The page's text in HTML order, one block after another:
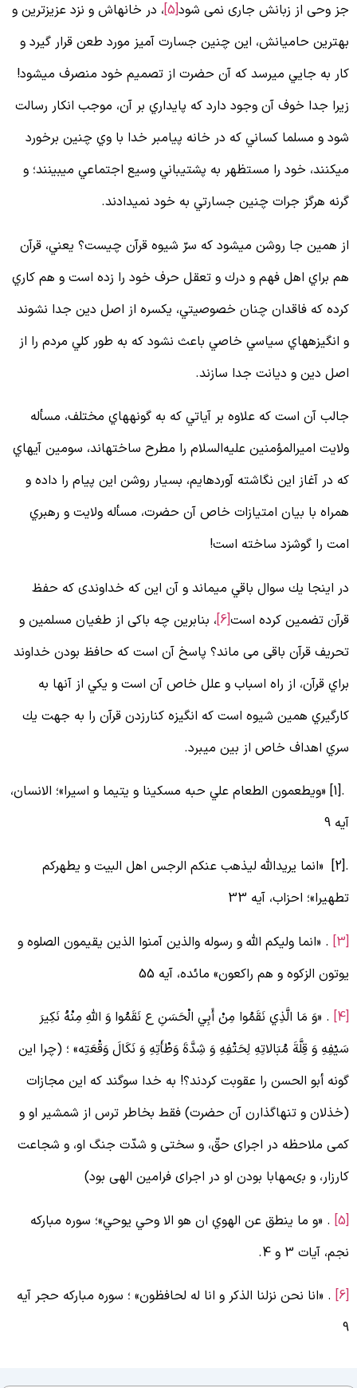
وحی از زبانش جاری نمی شود[5] ، در خانه‏اش و نزد عزيزترين و
حاميانش، اين چنين جسارت آميز مورد طعن قرار گيرد و
به جايي مي‏رسد كه آن حضرت از تصميم خود منصرف مي‏شود!
جدا خوف آن وجود دارد كه پايداري بر آن، موجب انكار رسالت
و مسلما كساني كه در خانه پيامبر خدا با وي چنين برخورد
خود را مستظهر به پشتيباني وسيع اجتماعي مي‏بينند؛ و
هرگز جرات چنين جسارتي به خود نمي‏دادند.
همين جا روشن مي‏شود كه سرّ شيوه قرآن چيست؟ يعني، قرآن
براي اهل فهم و درك و تعقل حرف خود را زده است و هم كاري
كه فاقدان چنان خصوصيتي، يكسره از اصل دين جدا نشوند
انگيزه‏هاي سياسي خاصي باعث نشود كه به طور كلي مردم را از
دين و ديانت جدا سازند.
آن است كه علاوه بر آياتي كه به گونه‏هاي مختلف، مسأله
اميرالمؤمنين علیه‌السلام را مطرح ساخته‏اند، سومين آيه‏اي
در آغاز اين نگاشته آورده‏ايم، بسيار روشن اين پيام را داده و
با بيان امتيازات خاص آن حضرت، مسأله ولايت و رهبري
را گوشزد ساخته است!
اينجا يك سوال باقي مي‏ماند و آن اين كه خداوندی که حفظ
تضمین کرده است[6] ، بنابرین چه باکی از طغیان مسلمین و
قرآن باقی می ماند؟ پاسخ آن است كه حافظ بودن خداوند
قرآن، از راه اسباب و علل خاص آن است و يكي از آنها به
همين شيوه است كه انگيزه كنارزدن قرآن را به جهت يك
اهداف خاص از بين مي‏برد.
.[1] «ويطعمون الطعام علي حبه مسكينا و يتيما و اسيرا»؛ الانسان،
9
.[2] «انما يريدالله ليذهب عنكم الرجس اهل البيت و يطهركم
احزاب، آيه 33
. «انما وليكم الله و رسوله والذين آمنوا الذين يقيمون الصلوه و
الزكوه و هم راكعون» مائده، آيه 55
. «وَ مَا الَّذِي نَقَمُوا مِنْ أَبِي الْحَسَنِ ع نَقَمُوا وَ اللَّهِ مِنْهُ نَكِيرَ
وَ قِلَّةَ مُبَالاتِهِ لِحَتْفِهِ وَ شِدَّةَ وَطْأَتِهِ وَ نَكَالَ وَقْعَتِه‏» ؛ (چرا اين
أبو الحسن را عقوبت كردند؟! به خدا سوگند كه اين مجازات
و تنهاگذارن آن حضرت) فقط بخاطر ترس از شمشير او و
ملاحظه در اجراى حقّ، و سختى و شدّت جنگ او، و شجاعت
و بى‏مهابا بودن او در اجراى فرامين الهى بود)
. «و ما ينطق عن الهوي ان هو الا وحي يوحي»؛ سوره مبارکه
آیات 3 و 4.
. «انا نحن نزلنا الذكر و انا له لحافظون» ؛ سوره مبارکه حجر آیه